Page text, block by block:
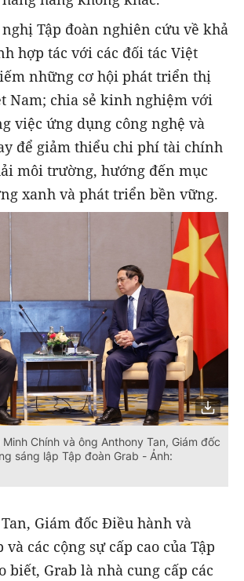
Tập đoàn nghiên cứu về khả
hợp tác với các đối tác Việt
những cơ hội phát triển thị
Nam; chia sẻ kinh nghiệm với
việc ứng dụng công nghệ và
để giảm thiểu chi phí tài chính
môi trường, hướng đến mục
xanh và phát triển bền vững.
Chính và ông Anthony Tan, Giám đốc
sáng lập Tập đoàn Grab - Ảnh:
Giám đốc Điều hành và
các cộng sự cấp cao của Tập
biết, Grab là nhà cung cấp các